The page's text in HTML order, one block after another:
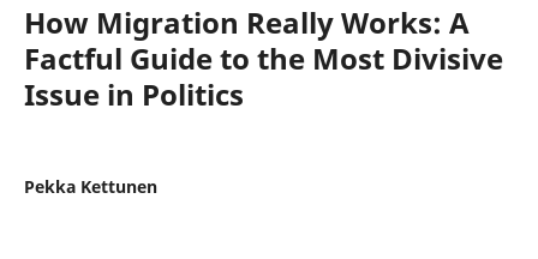
How Migration Really Works: A
Factful Guide to the Most Divisive
Issue in Politics
Pekka Kettunen